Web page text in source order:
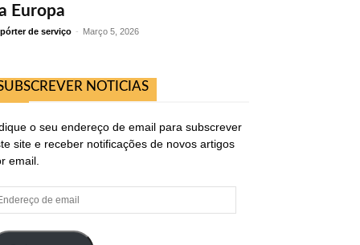
Europa
de serviço - Março 5, 2026
NOTICIAS
o seu endereço de email para subscrever
site e receber notificações de novos artigos
email.